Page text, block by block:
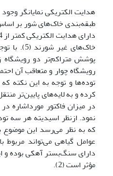
هدایت الکتریکی نمایانگر
طبقه‌بندی خاک‌های شور بر
خاک‌های
پوشش متراکم‌تر دو رویشگاه
رویشگاه چوار و متعاقب آن
توده‌ها و توجه به این نکته
در میزان فاکتور مورداشاره
نمود. ازنظر اسیدیته هر سه
که به نظر می‌رسد این
عوامل گیاهی می‌تواند مربوط
دارای سنگ‌بستر آهکی بوده و
مؤثر است (2).